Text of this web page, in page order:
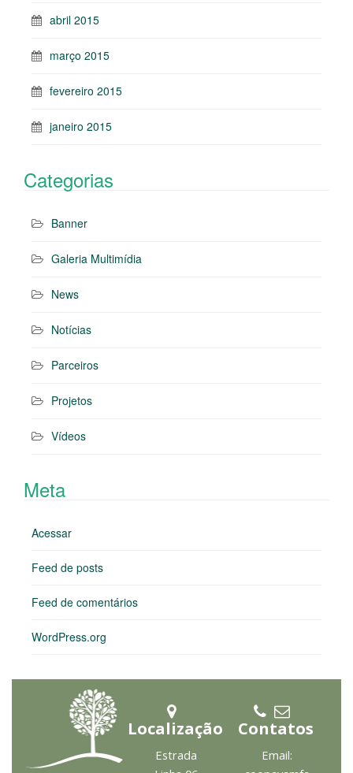
abril 2015
março 2015
fevereiro 2015
janeiro 2015
Categorias
Banner
Galeria Multimídia
News
Notícias
Parceiros
Projetos
Vídeos
Meta
Acessar
Feed de posts
Feed de comentários
WordPress.org
Localização
Estrada
Contatos
Email: